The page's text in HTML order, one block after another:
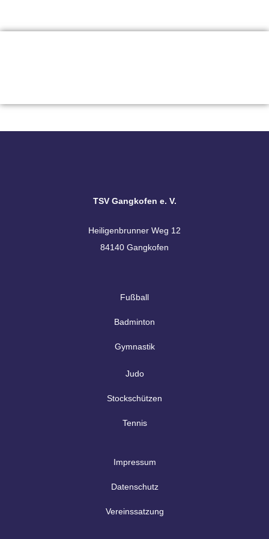
TSV Gangkofen e. V.
Heiligenbrunner Weg 12
84140 Gangkofen
Fußball
Badminton
Gymnastik
Judo
Stockschützen
Tennis
Impressum
Datenschutz
Vereinssatzung